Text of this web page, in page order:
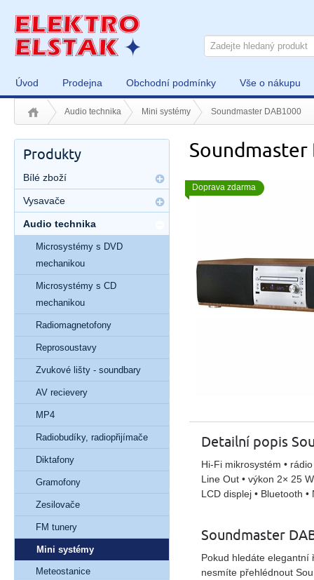
Úvod Prodejna Obchodní podmínky Vše o nákupu
Audio technika Mini systémy Soundmaster DAB1000
Soundmaster
Doprava zdarma
Detailní popis
Hi-Fi mikrosystém •
Line Out • výkon 2× 25
LCD displej • Bluetooth
Soundmaster
Pokud hledáte elegantní
nesmíte přehlédnout
Produkty
Bílé zboží
Vysavače
Audio technika
Microsystémy s DVD
mechanikou
Microsystémy s CD
mechanikou
Radiomagnetofony
Reprosoustavy
Zvukové lišty - soundbary
AV recievery
MP4
Radiobudíky, radiopřijímače
Diktafony
Gramofony
Zesilovače
FM tunery
Mini systémy
Meteostanice